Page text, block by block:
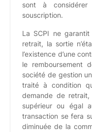
sont à
souscription.
La SCPI ne
retrait, la sortie
l’existence d’une
le remboursement
société de gestion
traité à condition
demande de
supérieur ou égal
transaction se fera
diminuée de la